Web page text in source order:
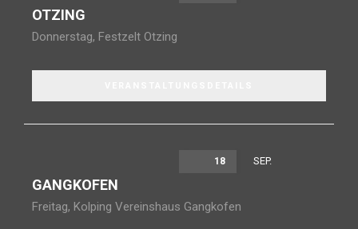
OTZING
Donnerstag, Festzelt Otzing
18 SEP.
GANGKOFEN
Freitag, Kolping Vereinshaus Gangkofen